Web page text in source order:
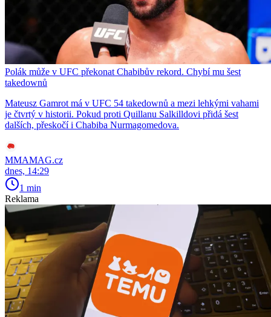
Polák může v UFC překonat Chabibův rekord. Chybí mu šest
takedownů
Mateusz Gamrot má v UFC 54 takedownů a mezi lehkými vahami
je čtvrtý v historii. Pokud proti Quillanu Salkilldovi přidá šest
dalších, přeskočí i Chabiba Nurmagomedova.
MMAMAG.cz
dnes, 14:29
1 min
Reklama